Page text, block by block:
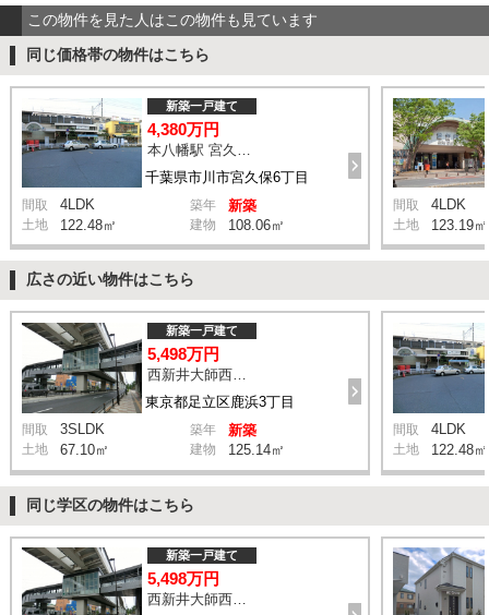
この物件を見た人はこの物件も見ています
同じ価格帯の物件はこちら
千葉県市川市宮久保6丁目
新築一戸建て
4,380万円
間取 4LDK 築年 新築
土地 122.48㎡ 建物 108.06㎡
間取 4LDK
土地 123.19㎡
広さの近い物件はこちら
東京都足立区鹿浜3丁目
新築一戸建て
5,498万円
西新井大師西駅 鹿浜三丁目交差点 バス14分 停歩4分
間取 3SLDK 築年 新築
土地 67.10㎡ 建物 125.14㎡
間取 4LDK
土地 122.48㎡
同じ学区の物件はこちら
新築一戸建て
5,498万円
西新井大師西駅 鹿浜三丁目交差点 バス14分 停歩4分